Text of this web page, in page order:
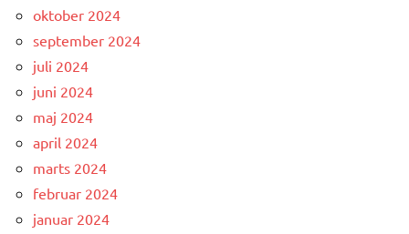
oktober 2024
september 2024
juli 2024
juni 2024
maj 2024
april 2024
marts 2024
februar 2024
januar 2024